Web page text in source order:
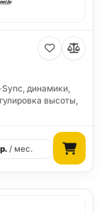
Sync, динамики,
высоты,
р. / мес.